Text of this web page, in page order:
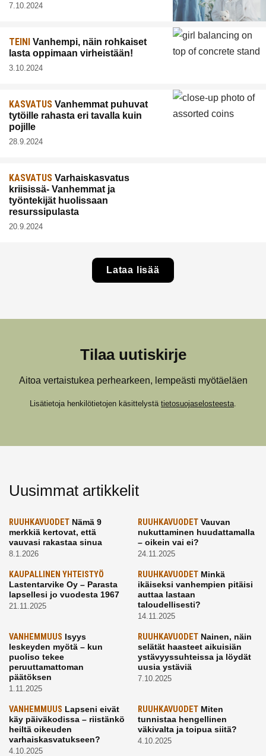
7.10.2024
TEINI Vanhempi, näin rohkaiset
lasta oppimaan virheistään!
3.10.2024
KASVATUS Vanhemmat puhuvat
tytöille rahasta eri tavalla kuin
pojille
28.9.2024
KASVATUS Varhaiskasvatus
kriisissä- Vanhemmat ja
työntekijät huolissaan
resurssipulasta
20.9.2024
Lataa lisää
Tilaa uutiskirje
Aitoa vertaistukea perhearkeen, lempeästi myötäeläen
Lisätietoja henkilötietojen käsittelystä tietosuojaselosteesta
Uusimmat artikkelit
RUUHKAVUODET Nämä 9
merkkiä kertovat, että
vauvasi rakastaa sinua
8.1.2026
RUUHKAVUODETVauvan
nukuttaminen huudattamalla
– oikein vai ei?
24.11.2025
KAUPALLINEN YHTEISTYÖ
Lastentarvike Oy – Parasta
lapsellesi jo vuodesta 1967
21.11.2025
RUUHKAVUODETMinkä
ikäiseksi vanhempien pitäisi
auttaa lastaan
taloudellisesti?
14.11.2025
VANHEMMUUS Isyys
leskeyden myötä – kun
puoliso tekee
peruuttamattoman
päätöksen
1.11.2025
RUUHKAVUODETNainen, näin
selätät haasteet aikuisiän
ystävyyssuhteissa ja löydät
uusia ystäviä
7.10.2025
VANHEMMUUS Lapseni eivät
käy päiväkodissa – riistänkö
heiltä oikeuden
varhaiskasvatukseen?
4.10.2025
RUUHKAVUODETMiten
tunnistaa hengellinen
väkivalta ja toipua siitä?
4.10.2025